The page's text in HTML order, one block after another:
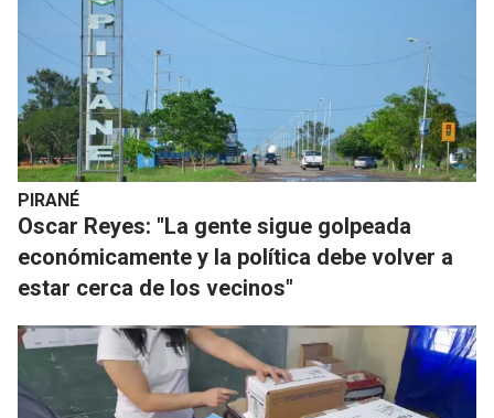
PIRANÉ
Oscar Reyes: "La gente sigue golpeada
económicamente y la política debe volver a
estar cerca de los vecinos"